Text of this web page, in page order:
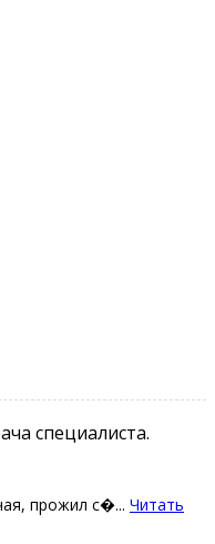
специалиста.
прожил с�... Читать